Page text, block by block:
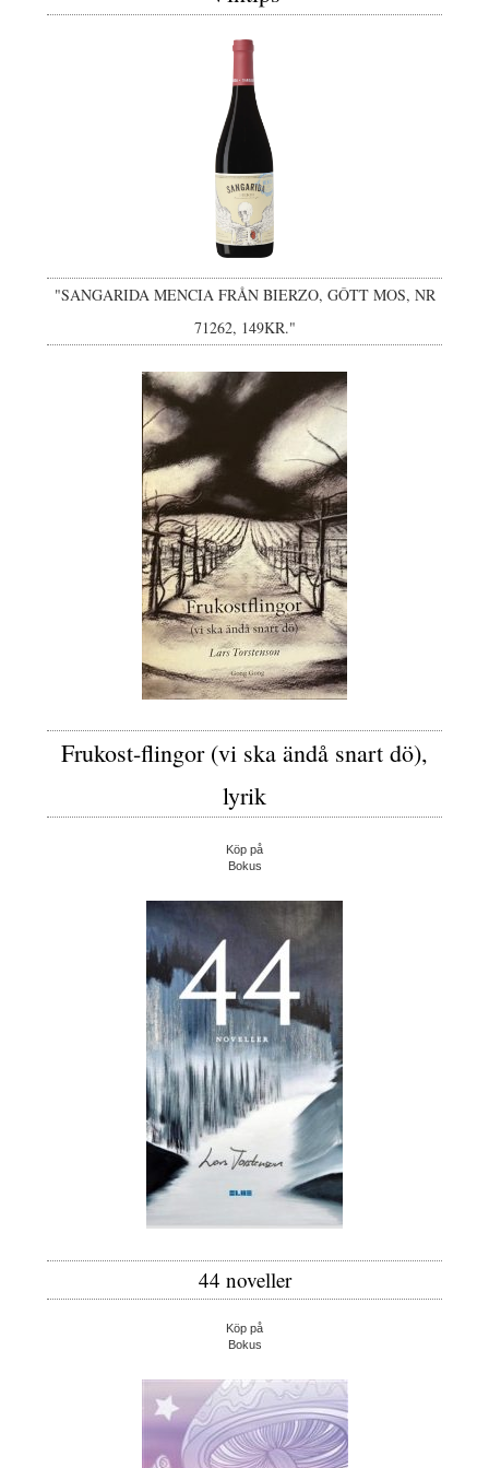
"SANGARIDA MENCIA FRÅN BIERZO, GÔTT MOS, NR
71262, 149KR."
Frukost-flingor (vi ska ändå snart dö),
lyrik
Köp på
Bokus
44 noveller
Köp på
Bokus